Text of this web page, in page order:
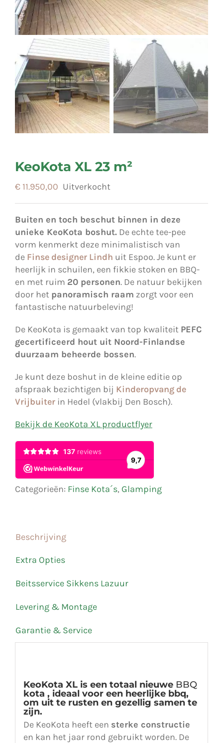
KeoKota XL 23 m²
€ 11.950,00 Uitverkocht
Buiten en toch beschut binnen in deze
unieke KeoKota boshut. De echte tee-pee
vorm kenmerkt deze minimalistisch van
de Finse designer Lindh uit Espoo. Je kunt er
heerlijk in schuilen, een fikkie stoken en BBQ-
en met ruim 20 personen. De natuur bekijken
door het panoramisch raam zorgt voor een
fantastische natuurbeleving!
De KeoKota is gemaakt van top kwaliteit PEFC
gecertificeerd hout uit Noord-Finlandse
duurzaam beheerde bossen.
Je kunt deze boshut in de kleine editie op
afspraak bezichtigen bij Kinderopvang de
Vrijbuiter in Hedel (vlakbij Den Bosch).
Bekijk de KeoKota XL productflyer
Categorieën: Finse Kota´s, Glamping
Beschrijving
Extra Opties
Beitsservice Sikkens Lazuur
Levering & Montage
Garantie & Service
KeoKota XL is een totaal nieuweBBQ
kota , ideaal voor een heerlijke bbq,
om uit te rusten en gezellig samen te
zijn.
De KeoKota heeft een sterke constructie
en kan het jaar rond gebruikt worden. De